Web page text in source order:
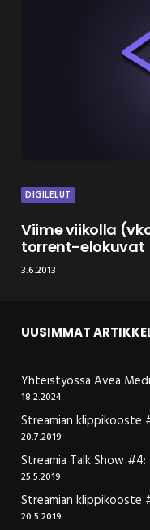
DIGILELUT
Viime viikolla
torrent-elokuvat
3.6.2013
UUSIMMAT
Yhteistyössä Avea
18.2.2024
Streamian klippikooste
20.7.2019
Streamia Talk Show
25.5.2019
Streamian klippikooste
20.5.2019